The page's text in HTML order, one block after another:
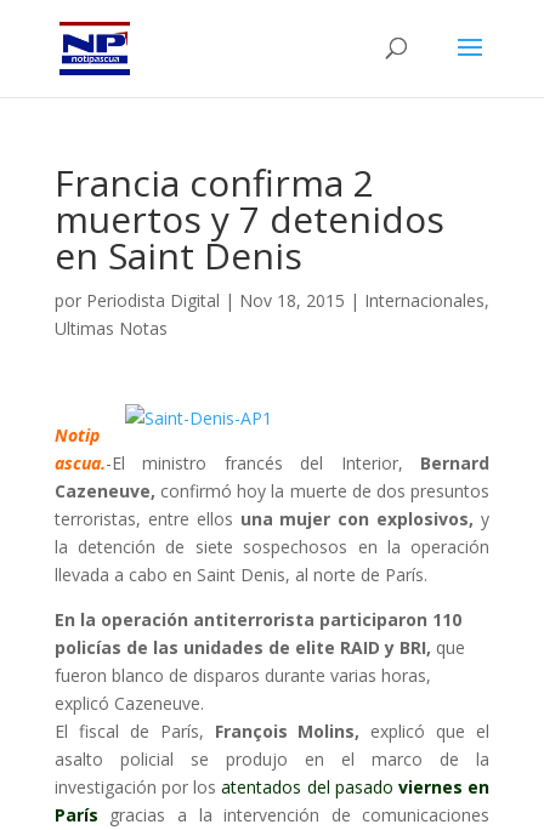
Francia confirma 2
muertos y 7 detenidos
en Saint Denis
por Periodista Digital | Nov 18, 2015 | Internacionales,
Ultimas Notas
Notip
ascua.-El ministro francés del Interior, Bernard
Cazeneuve, confirmó hoy la muerte de dos presuntos
terroristas, entre ellos una mujer con explosivos, y
la detención de siete sospechosos en la operación
llevada a cabo en Saint Denis, al norte de París.
En la operación antiterrorista participaron 110
policías de las unidades de elite RAID y BRI, que
fueron blanco de disparos durante varias horas,
explicó Cazeneuve.
El fiscal de París, François Molins, explicó que el
asalto policial se produjo en el marco de la
investigación por losatentados del pasado viernes en
París gracias a la intervención de comunicaciones